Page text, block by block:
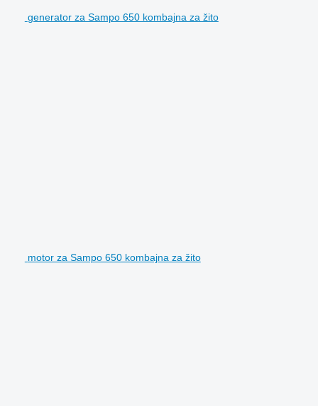
generator za Sampo 650 kombajna za žito
motor za Sampo 650 kombajna za žito